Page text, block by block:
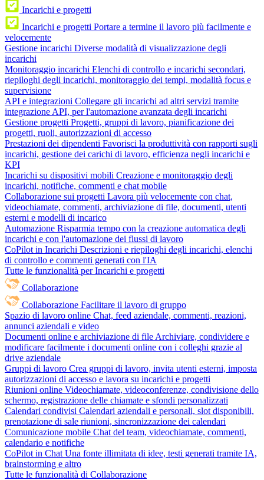
Incarichi e progetti
Incarichi e progetti Portare a termine il lavoro più facilmente e
velocemente
Gestione incarichi Diverse modalità di visualizzazione degli
incarichi
Monitoraggio incarichi Elenchi di controllo e incarichi secondari,
riepiloghi degli incarichi, monitoraggio dei tempi, modalità focus e
supervisione
API e integrazioni Collegare gli incarichi ad altri servizi tramite
integrazione API, per l'automazione avanzata degli incarichi
Gestione progetti Progetti, gruppi di lavoro, pianificazione dei
progetti, ruoli, autorizzazioni di accesso
Prestazioni dei dipendenti Favorisci la produttività con rapporti sugli
incarichi, gestione dei carichi di lavoro, efficienza negli incarichi e
KPI
Incarichi su dispositivi mobili Creazione e monitoraggio degli
incarichi, notifiche, commenti e chat mobile
Collaborazione sui progetti Lavora più velocemente con chat,
videochiamate, commenti, archiviazione di file, documenti, utenti
esterni e modelli di incarico
Automazione Risparmia tempo con la creazione automatica degli
incarichi e con l'automazione dei flussi di lavoro
CoPilot in Incarichi Descrizioni e riepiloghi degli incarichi, elenchi
di controllo e commenti generati con l'IA
Tutte le funzionalità per Incarichi e progetti
Collaborazione
Collaborazione Facilitare il lavoro di gruppo
Spazio di lavoro online Chat, feed aziendale, commenti, reazioni,
annunci aziendali e video
Documenti online e archiviazione di file Archiviare, condividere e
modificare facilmente i documenti online con i colleghi grazie al
drive aziendale
Gruppi di lavoro Crea gruppi di lavoro, invita utenti esterni, imposta
autorizzazioni di accesso e lavora su incarichi e progetti
Riunioni online Videochiamate, videoconferenze, condivisione dello
schermo, registrazione delle chiamate e sfondi personalizzati
Calendari condivisi Calendari aziendali e personali, slot disponibili,
prenotazione di sale riunioni, sincronizzazione dei calendari
Comunicazione mobile Chat del team, videochiamate, commenti,
calendario e notifiche
CoPilot in Chat Una fonte illimitata di idee, testi generati tramite IA,
brainstorming e altro
Tutte le funzionalità di Collaborazione